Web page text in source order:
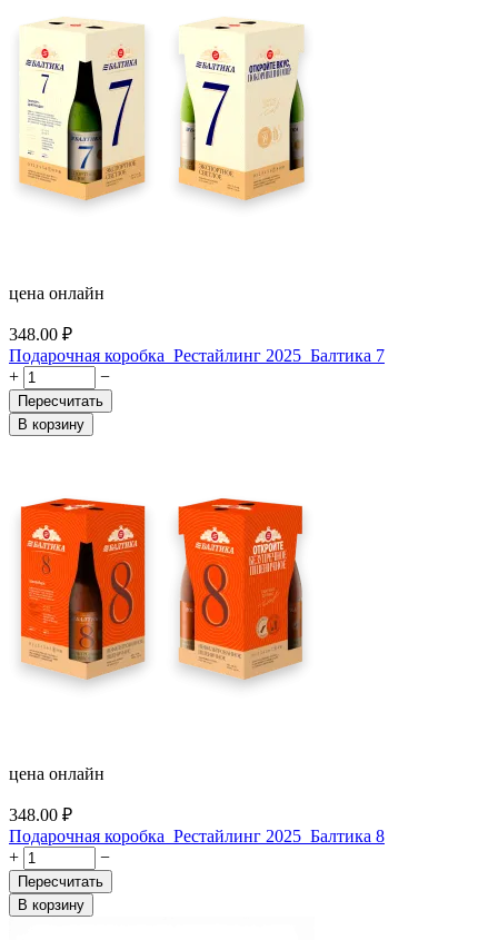
цена онлайн
348.00 ₽
Подарочная коробка_Рестайлинг 2025_Балтика 7
+
−
Пересчитать
В корзину
цена онлайн
348.00 ₽
Подарочная коробка_Рестайлинг 2025_Балтика 8
+
−
Пересчитать
В корзину